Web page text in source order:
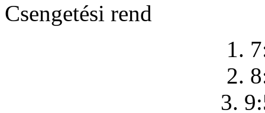
Csengetési rend
1.
2.
3.